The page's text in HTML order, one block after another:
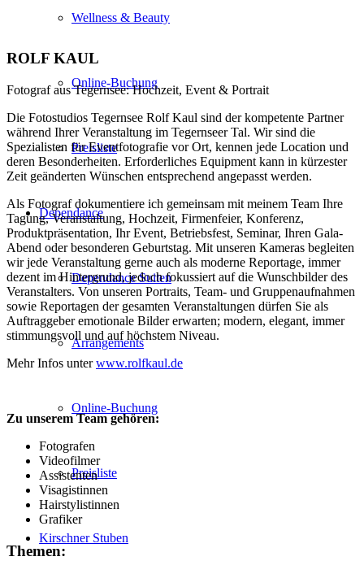
Wellness & Beauty
Online-Buchung
Preisliste
Dependance
Dependance Suiten
Arrangements
Online-Buchung
Preisliste
Kirschner Stuben
ROLF KAUL
Fotograf aus Tegernsee: Hochzeit, Event & Portrait
Die Fotostudios Tegernsee Rolf Kaul sind der kompetente Partner
während Ihrer Veranstaltung im Tegernseer Tal. Wir sind die
Spezialisten für Eventfotografie vor Ort, kennen jede Location und
deren Besonderheiten. Erforderliches Equipment kann in kürzester
Zeit geänderten Wünschen entsprechend angepasst werden.
Als Fotograf dokumentiere ich gemeinsam mit meinem Team Ihre
Tagung, Veranstaltung, Hochzeit, Firmenfeier, Konferenz,
Produktpräsentation, Ihr Event, Betriebsfest, Seminar, Ihren Gala-
Abend oder besonderen Geburtstag. Mit unseren Kameras begleiten
wir jede Veranstaltung gerne auch als moderne Reportage, immer
dezent im Hintergrund, jedoch fokussiert auf die Wunschbilder des
Veranstalters. Von unseren Portraits, Team- und Gruppenaufnahmen
sowie Reportagen der gesamten Veranstaltungen dürfen Sie als
Auftraggeber emotionale Bilder erwarten; modern, elegant, immer
stimmungsvoll und auf höchstem Niveau.
Mehr Infos unterwww.rolfkaul.de
Zu unserem Team gehören:
Fotografen
Videofilmer
Assistenten
Visagistinnen
Hairstylistinnen
Grafiker
Themen: